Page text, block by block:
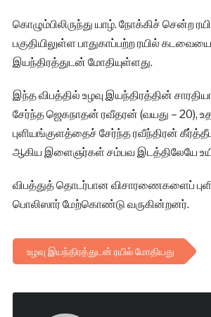
கொழும்பிலிருந்து யாழ். நோக்கிச் சென்ற
பகுதியிலுள்ள பாதுகாப்பற்ற ரயில்
இயந்திரத்துடன் மோதியுள்ளது.
இந்த விபத்தில் உழவு இயந்திரத்தின்
சேர்ந்த ஜெகநாதன் ரவீதரன் (வயது – 20),
புளியங்குளத்தைச் சேர்ந்த ரவீந்திரன்
ஆகிய இளைஞர்கள் சம்பவ இடத்திலேயே
விபத்துத் தொடர்பான விசாரணைகளைப்
பொலிஸார் மேற்கொண்டு வருகின்றனர்.
உழவு இயந்திரத்துடன் ரயில் மோதியது